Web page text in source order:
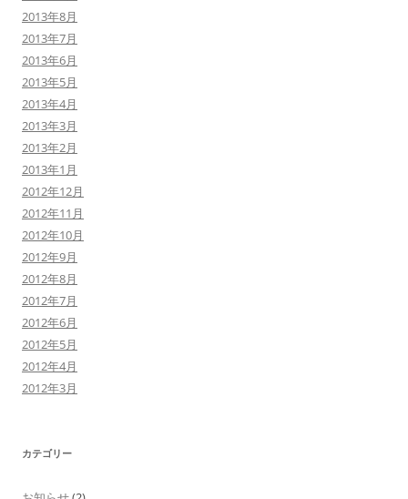
2013年8月
2013年7月
2013年6月
2013年5月
2013年4月
2013年3月
2013年2月
2013年1月
2012年12月
2012年11月
2012年10月
2012年9月
2012年8月
2012年7月
2012年6月
2012年5月
2012年4月
2012年3月
カテゴリー